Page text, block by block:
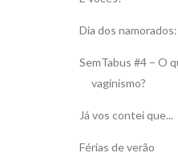
Dia dos
SemTabus #4 − O
vaginismo?
Já vos contei que...
Férias de verão